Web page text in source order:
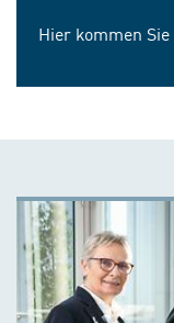
Hier kommen Sie